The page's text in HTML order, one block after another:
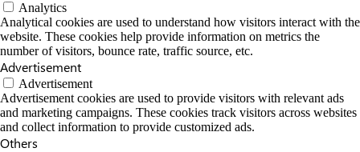
Analytics
Analytical cookies are used to understand how visitors interact with the
website. These cookies help provide information on metrics the
number of visitors, bounce rate, traffic source, etc.
Advertisement
Advertisement
Advertisement cookies are used to provide visitors with relevant ads
and marketing campaigns. These cookies track visitors across websites
and collect information to provide customized ads.
Others